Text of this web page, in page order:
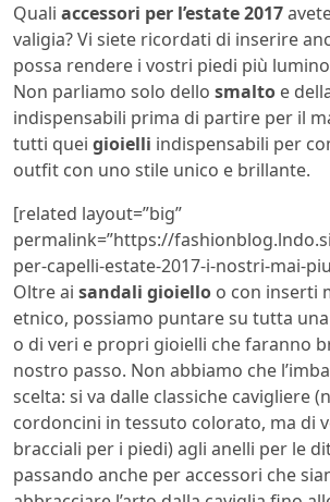
Quali accessori per l’estate 2017
valigia? Vi siete ricordati di inserire
possa rendere i vostri piedi più
Non parliamo solo dello smalto e
indispensabili prima di partire per il
tutti quei gioielli indispensabili per
outfit con uno stile unico e brillante.
[related layout=”big”
permalink=”https://
per-capelli-estate-2017-i-nostri-mai-
Oltre ai sandali gioiello o con inserti
etnico, possiamo puntare su tutta
o di veri e propri gioielli che faranno
nostro passo. Non abbiamo che
scelta: si va dalle classiche cavigliere
cordoncini in tessuto colorato, ma di
bracciali per i piedi) agli anelli per le
passando anche per accessori che